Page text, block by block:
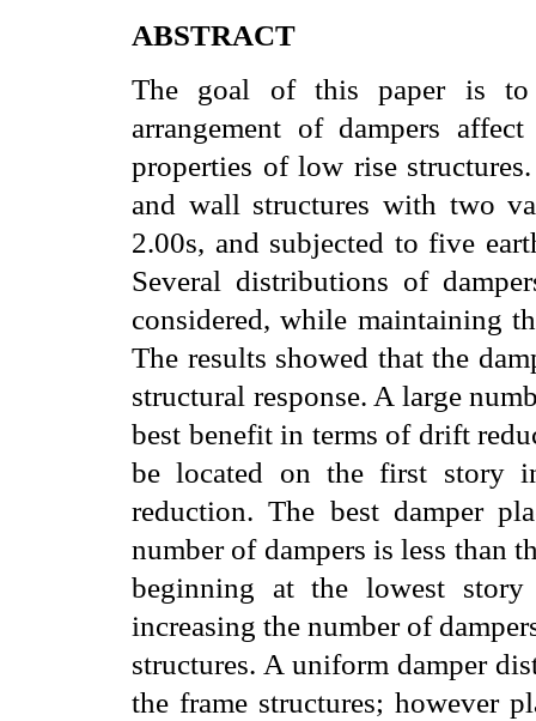
ABSTRACT
The goal of this paper is to
arrangement of dampers
properties of low rise
and wall structures with two
2.00s, and subjected to five
Several distributions of
considered, while maintaining
The results showed that the
structural response. A large
best benefit in terms of drift
be located on the first story
reduction. The best damper
number of dampers is less than
beginning at the lowest
increasing the number of
structures. A uniform damper
the frame structures; however